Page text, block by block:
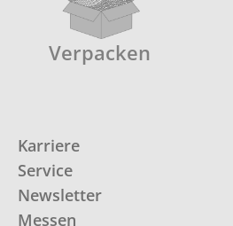
Verpacken
Karriere
Service
Newsletter
Messen